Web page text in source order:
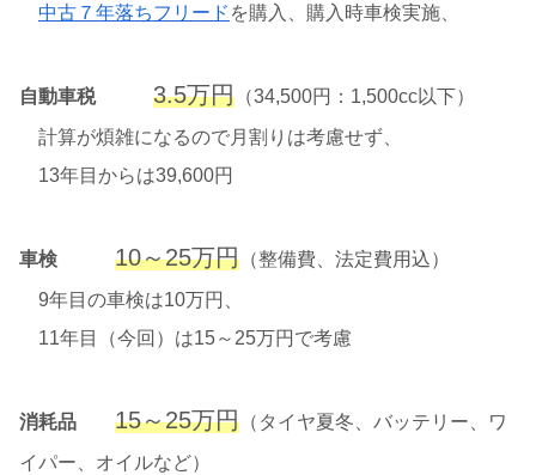
中古７年落ちフリード を購入、購入時車検実施、
自動車税 3.5万円 （34,500円：1,500cc以下）
計算が煩雑になるので月割りは考慮せず、
13年目からは39,600円
車検 10～25万円 （整備費、法定費用込）
9年目の車検は10万円、
11年目（今回）は15～25万円で考慮
消耗品 15～25万円 （タイヤ夏冬、バッテリー、ワ
イパー、オイルなど）